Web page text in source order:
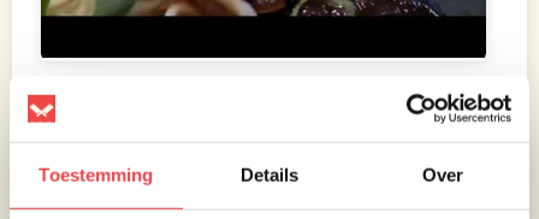
Toestemming Details Over
Ingrediënten
Zout